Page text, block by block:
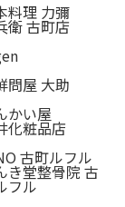
料理 力彌
衛 古町店
問屋 大助
かい屋
化粧品店
古町ルフル
き堂整骨院 古
フル